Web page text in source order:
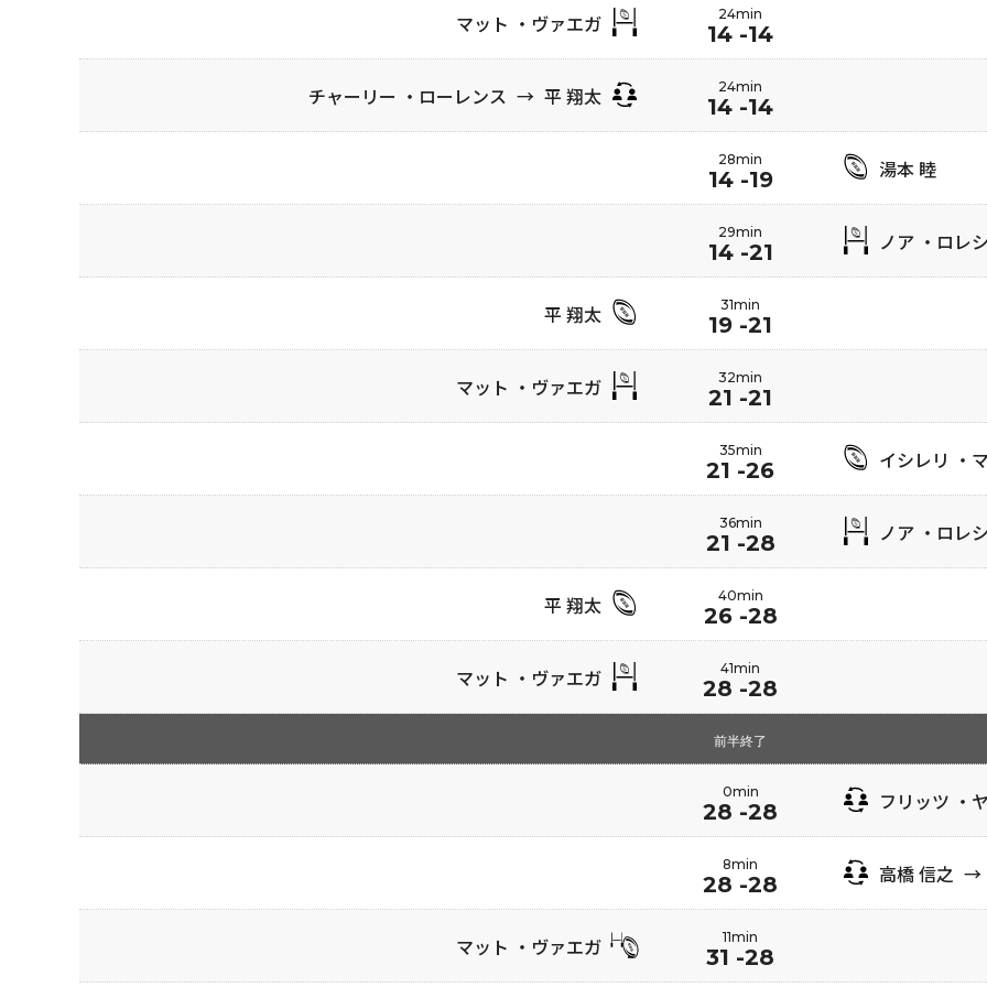
マット ・ヴァエガ 24min
14 -14
チャーリー ・ローレンス → 平 翔太 24min
14 -14
28min
14 -19 湯本 睦
29min
14 -21 ノア ・ロレ
平 翔太 31min
19 -21
マット ・ヴァエガ 32min
21 -21
35min
21 -26 イシレリ ・
36min
21 -28 ノア ・ロレ
平 翔太 40min
26 -28
マット ・ヴァエガ 41min
28 -28
前半終了
0min
28 -28 フリッツ ・
8min
28 -28 高橋 信之 →
マット ・ヴァエガ 11min
31 -28